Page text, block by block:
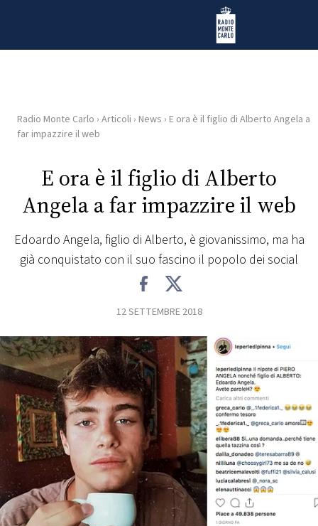
Radio Monte Carlo
HOME
RADIO
WEB
RADIO
PLAYLIST
FOTO
CONCORSI
EVENTI
VIDEO
TV
Radio Monte Carlo › Articoli › News › E ora è il figlio di Alberto Angela a
far impazzire il web
E ora è il figlio di Alberto
Angela a far impazzire il web
Edoardo Angela, figlio di Alberto, è giovanissimo, ma ha
già conquistato con il suo fascino il popolo dei social
12 SETTEMBRE 2018